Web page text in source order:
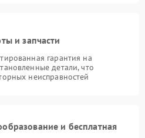
и запчасти
гарантия на
детали, что
неисправностей
и бесплатная